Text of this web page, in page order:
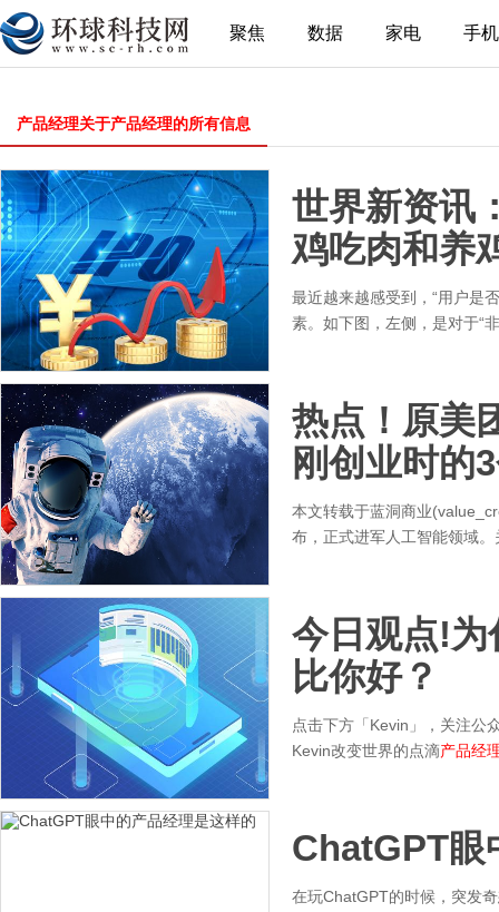
聚焦 数据 家电 手机
产品经理关于产品经理的所有信息
世界新资讯
鸡吃肉和
最近越来越感受到，“用户是
素。如下图，左侧，是对于“
热点！原美
刚创业时的
本文转载于蓝洞商业
布，正式进军人工智能领域
今日观点!为
比你好？
点击下方「Kevin」，关注公
Kevin改变世界的点滴产品经
ChatGPT眼
在玩ChatGPT的时候，突发